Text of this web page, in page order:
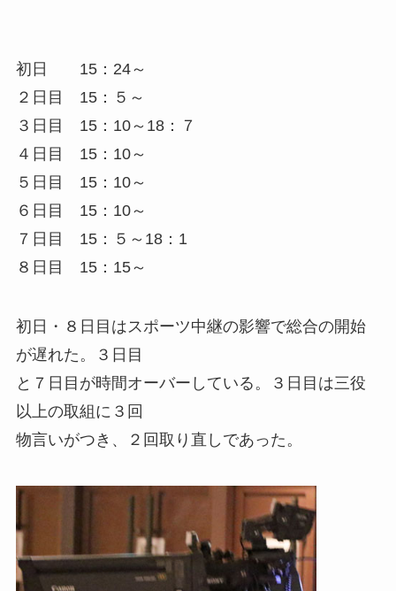
初日 15：24～
２日目 15：５～
３日目 15：10～18：７
４日目 15：10～
５日目 15：10～
６日目 15：10～
７日目 15：５～18：1
８日目 15：15～
初日・８日目はスポーツ中継の影響で総合の開始
が遅れた。３日目
と７日目が時間オーバーしている。３日目は三役
以上の取組に３回
物言いがつき、２回取り直しであった。